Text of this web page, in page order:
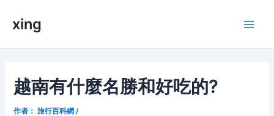
xing
越南有什麼名勝和好吃的?
作者： 旅行百科網 /